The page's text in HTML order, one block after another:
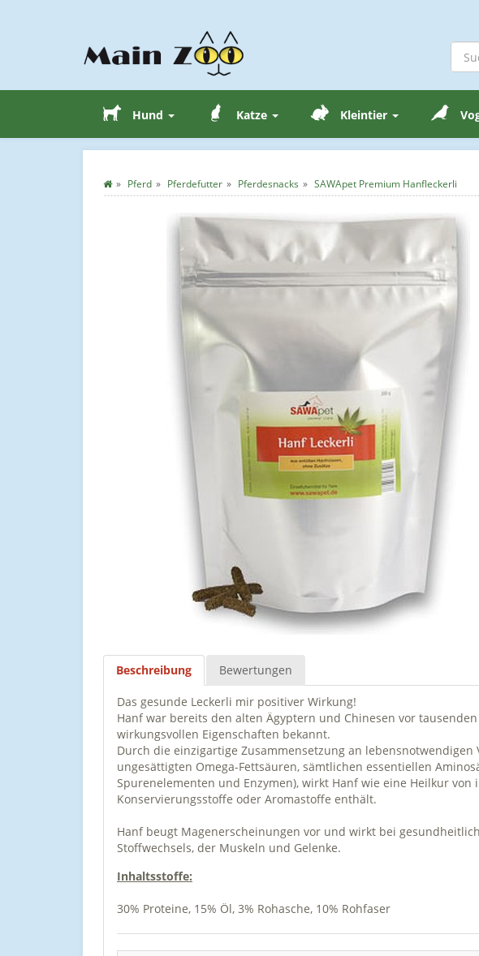
Hund Katze Kleintier
Pferd Pferdefutter Pferdesnacks SAWApet Premium Hanfleckerli
Beschreibung Bewertungen
Das gesunde Leckerli mir positiver Wirkung!
Hanf war bereits den alten Ägyptern und Chinesen vor
wirkungsvollen Eigenschaften bekannt.
Durch die einzigartige Zusammensetzung an lebensnotwendigen
ungesättigten Omega-Fettsäuren, sämtlichen essentiellen
Spurenelementen und Enzymen), wirkt Hanf wie eine Heilkur
Konservierungsstoffe oder Aromastoffe enthält.
Hanf beugt Magenerscheinungen vor und wirkt bei
Stoffwechsels, der Muskeln und Gelenke.
Inhaltsstoffe:
30% Proteine, 15% Öl, 3% Rohasche, 10% Rohfaser